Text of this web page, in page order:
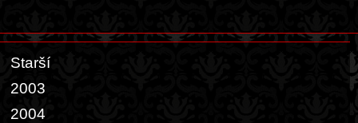
Starší
2003
2004